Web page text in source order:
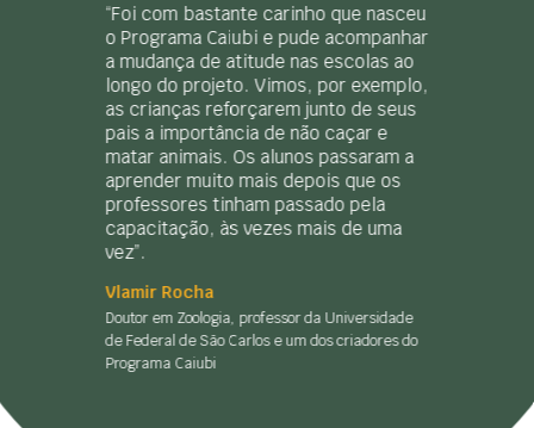
“Foi com bastante carinho que nasceu
o Programa Caiubi e pude acompanhar
a mudança de atitude nas escolas ao
longo do projeto. Vimos, por exemplo,
as crianças reforçarem junto de seus
pais a importância de não caçar e
matar animais. Os alunos passaram a
aprender muito mais depois que os
professores tinham passado pela
capacitação, às vezes mais de uma
vez”.
Vlamir Rocha
Doutor em Zoologia, professor da Universidade
de Federal de São Carlos e um dos criadores do
Programa Caiubi